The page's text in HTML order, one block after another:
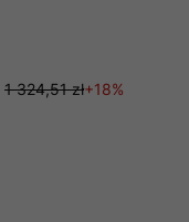
1 324,51 zł+18%